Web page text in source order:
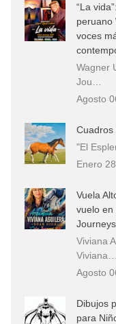
“La
peruano
voces
Wagner
Jou…
Agosto
Cuadros
"El
Enero
Vuela
vuelo en
Viviana
Viviana…
Agosto
Dibujos
para